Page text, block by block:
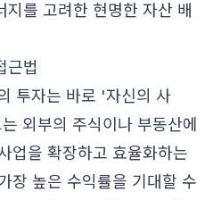
를 고려한 현명한 자산 배
근법
투자는 바로 '자신의 사
외부의 주식이나 부동산에
업을 확장하고 효율화하는
장 높은 수익률을 기대할 수